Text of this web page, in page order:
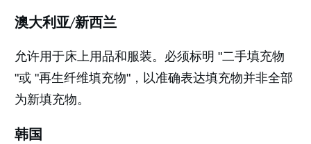
澳大利亚/新西兰
允许用于床上用品和服装。必须标明 "二手填充物
"或 "再生纤维填充物"，以准确表达填充物并非全部
为新填充物。
韩国